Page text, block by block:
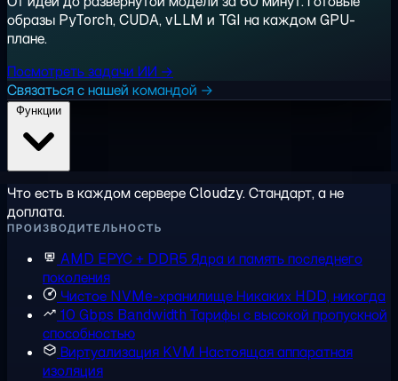
образы PyTorch, CUDA, vLLM и TGI на каждом GPU-
плане.
Посмотреть задачи ИИ →
Связаться с нашей командой →
Что есть в каждом сервере Cloudzy. Стандарт, а не
доплата.
ПРОИЗВОДИТЕЛЬНОСТЬ
AMD EPYC + DDR5 Ядра и память последнего
поколения
Чистое NVMe-хранилищеНикаких HDD, никогда
10 Gbps Bandwidth Тарифы с высокой пропускной
способностью
Виртуализация KVM Настоящая аппаратная
изоляция